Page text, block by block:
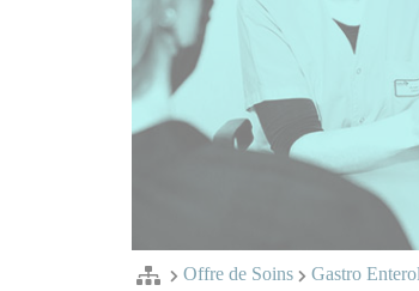
Offre de Soins Gastro